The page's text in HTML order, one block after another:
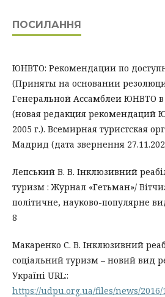
ПОСИЛАННЯ
ЮНВТО: Рекомендации по
(Приняты на основании
Генеральной Ассамблеи ЮНВТО в
(новая редакция рекомендаций
2005 г.). Всемирная туристская
Мадрид (дата звернення
Лепський В. В. Інклюзивний
туризм : Журнал «Гетьман»/
політичне, науково-популярне
8
Макаренко С. В. Інклюзивний
соціальний туризм – новий вид
Україні URL::
https://udpu.org.ua/files/news/